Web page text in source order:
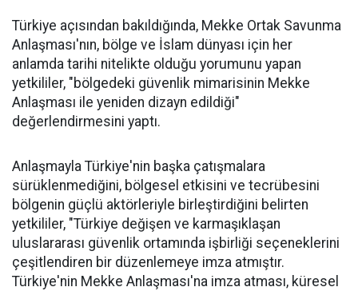
Türkiye açısından bakıldığında, Mekke Ortak Savunma
Anlaşması'nın, bölge ve İslam dünyası için her
anlamda tarihi nitelikte olduğu yorumunu yapan
yetkililer, "bölgedeki güvenlik mimarisinin Mekke
Anlaşması ile yeniden dizayn edildiği"
değerlendirmesini yaptı.
Anlaşmayla Türkiye'nin başka çatışmalara
sürüklenmediğini, bölgesel etkisini ve tecrübesini
bölgenin güçlü aktörleriyle birleştirdiğini belirten
yetkililer, "Türkiye değişen ve karmaşıklaşan
uluslararası güvenlik ortamında işbirliği seçeneklerini
çeşitlendiren bir düzenlemeye imza atmıştır.
Türkiye'nin Mekke Anlaşması'na imza atması, küresel